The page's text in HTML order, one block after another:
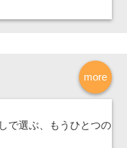
more
で選ぶ、もうひとつの